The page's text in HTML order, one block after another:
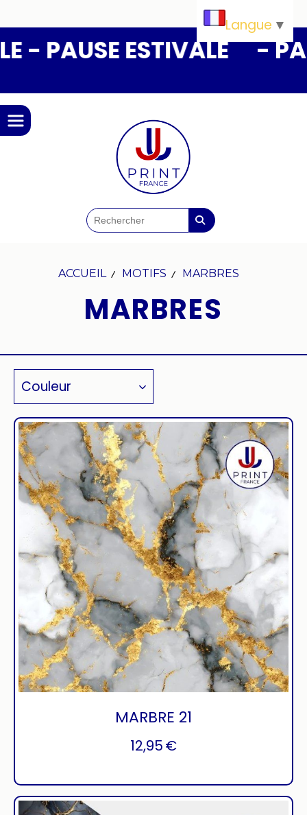
- PAUSE
ACCUEIL MOTIFS MARBRES
MARBRES
Couleur
MARBRE 21
12,95€
Langue ▼